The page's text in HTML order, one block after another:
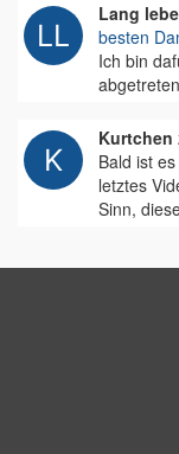
Lang
besten
Ich bin
Kurtchen
Bald ist
letztes
Sinn,